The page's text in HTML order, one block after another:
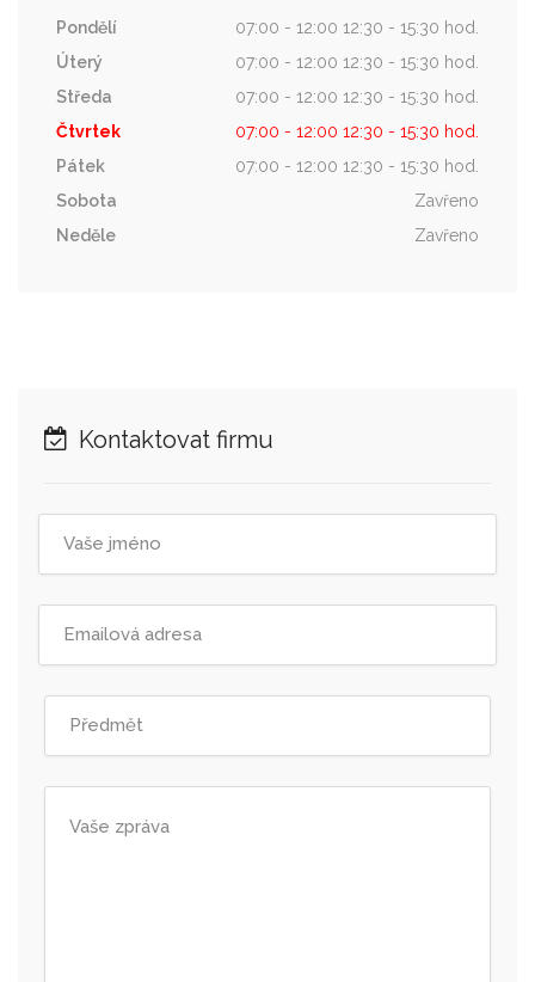
Pondělí
07:00 - 12:00 12:30 - 15:30 hod.
Úterý
07:00 - 12:00 12:30 - 15:30 hod.
Středa
07:00 - 12:00 12:30 - 15:30 hod.
Čtvrtek
07:00 - 12:00 12:30 - 15:30 hod.
Pátek
07:00 - 12:00 12:30 - 15:30 hod.
Sobota
Zavřeno
Neděle
Zavřeno
Kontaktovat firmu